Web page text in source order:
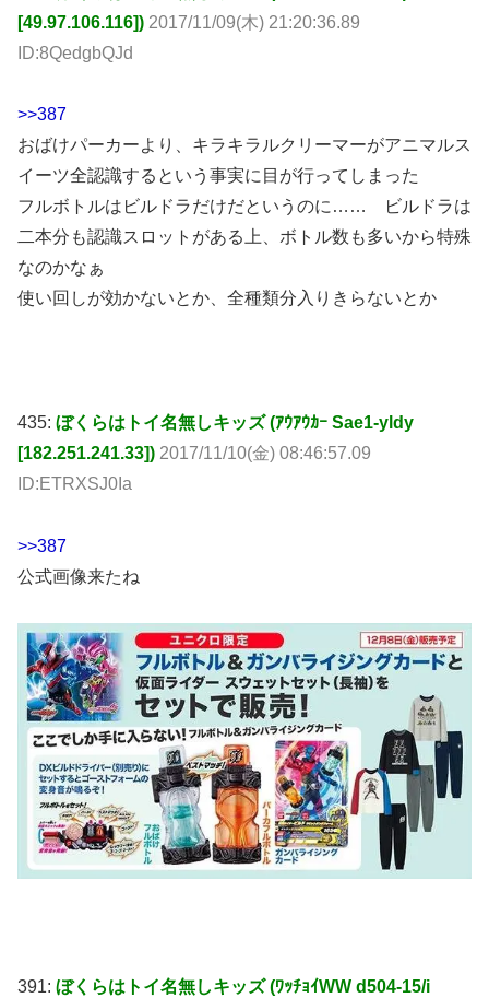
[49.97.106.116]) 2017/11/09(木) 21:20:36.89
ID:8QedgbQJd
>>387
おばけパーカーより、キラキラルクリーマーがアニマルス
イーツ全認識するという事実に目が行ってしまった
フルボトルはビルドラだけだというのに…… ビルドラは
二本分も認識スロットがある上、ボトル数も多いから特殊
なのかなぁ
使い回しが効かないとか、全種類分入りきらないとか
435: ぼくらはトイ名無しキッズ (ｱｳｱｳｶｰ Sae1-yldy
[182.251.241.33]) 2017/11/10(金) 08:46:57.09
ID:ETRXSJ0Ia
>>387
公式画像来たね
391: ぼくらはトイ名無しキッズ (ﾜｯﾁｮｲWW d504-15/i